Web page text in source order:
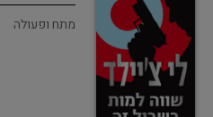
מתח ופעולה